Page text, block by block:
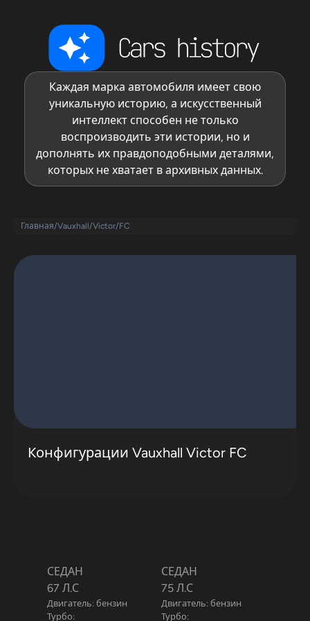
Каждая марка автомобиля имеет свою
уникальную историю, а искусственный
интеллект способен не только
воспроизводить эти истории, но и
дополнять их правдоподобными деталями,
которых не хватает в архивных данных.
Главная/Vauxhall/Victor/FC
Конфигурации Vauxhall Victor FC
СЕДАН
67 Л.С
Двигатель: бензин
Турбо:
СЕДАН
75 Л.С
Двигатель: бензин
Турбо: